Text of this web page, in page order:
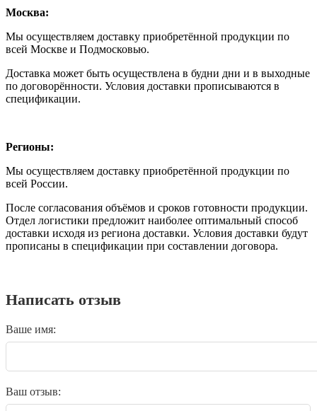
Москва:
Мы осуществляем доставку приобретённой продукции по
всей Москве и Подмосковью.
Доставка может быть осуществлена в будни дни и в выходные
по договорённости. Условия доставки прописываются в
спецификации.
Регионы:
Мы осуществляем доставку приобретённой продукции по
всей России.
После согласования объёмов и сроков готовности продукции.
Отдел логистики предложит наиболее оптимальный способ
доставки исходя из региона доставки. Условия доставки будут
прописаны в спецификации при составлении договора.
Написать отзыв
Ваше имя:
Ваш отзыв: